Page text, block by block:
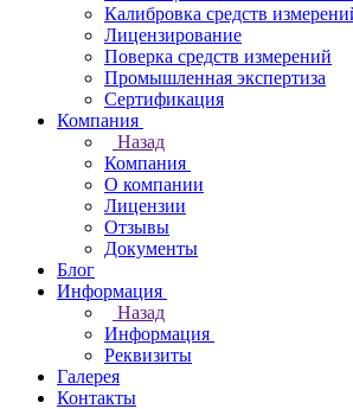
Калибровка средств
Лицензирование
Поверка средств измерений
Промышленная экспертиза
Сертификация
Компания
Назад
Компания
О компании
Лицензии
Отзывы
Документы
Блог
Информация
Назад
Информация
Реквизиты
Галерея
Контакты